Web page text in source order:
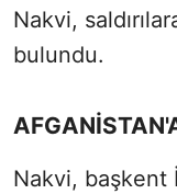
Nakvi,
bulundu.
Nakvi, başkent